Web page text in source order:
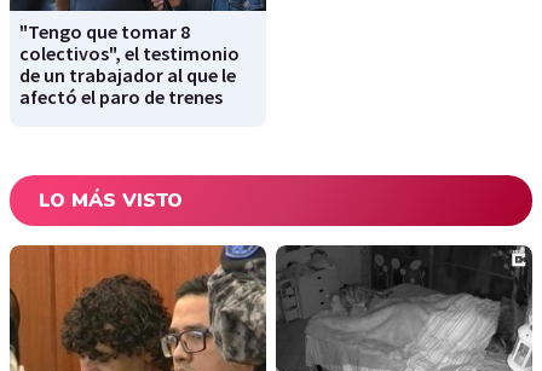
"Tengo que tomar 8
colectivos", el testimonio
de un trabajador al que le
afectó el paro de trenes
LO MÁS VISTO